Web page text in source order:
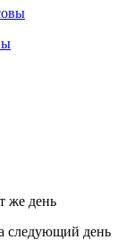
же день
следующий день